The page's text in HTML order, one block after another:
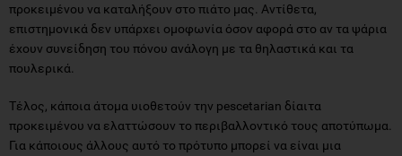
προκειμένου να καταλήξουν στο πιάτο μας. Αντίθετα,
επιστημονικά δεν υπάρχει ομοφωνία όσον αφορά στο αν τα ψάρια
έχουν συνείδηση του πόνου ανάλογη με τα θηλαστικά και τα
πουλερικά.
Τέλος, κάποια άτομα υιοθετούν την pescetarian δίαιτα
προκειμένου να ελαττώσουν το περιβαλλοντικό τους αποτύπωμα.
Για κάποιους άλλους αυτό το πρότυπο μπορεί να είναι μια